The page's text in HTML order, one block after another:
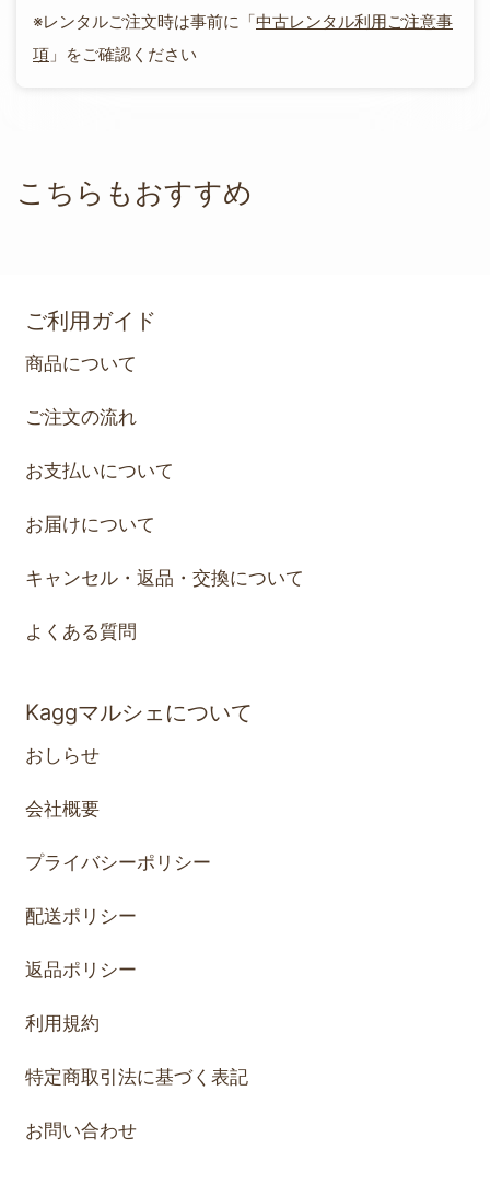
※レンタルご注文時は事前に「中古レンタル利用ご注意事
項 」をご確認ください
こちらもおすすめ
ご利用ガイド
商品について
ご注文の流れ
お支払いについて
お届けについて
キャンセル・返品・交換について
よくある質問
Kaggマルシェについて
おしらせ
会社概要
プライバシーポリシー
配送ポリシー
返品ポリシー
利用規約
特定商取引法に基づく表記
お問い合わせ